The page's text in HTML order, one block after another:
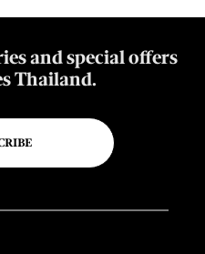
and special offers
Thailand.